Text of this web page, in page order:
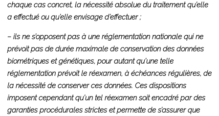
chaque cas concret, la nécessité absolue du traitement qu’elle
a effectué ou qu’elle envisage d’effectuer ;
– ils ne s’opposent pas à une réglementation nationale qui ne
prévoit pas de durée maximale de conservation des données
biométriques et génétiques, pour autant qu’une telle
réglementation prévoit le réexamen, à échéances régulières, de
la nécessité de conserver ces données. Ces dispositions
imposent cependant qu’un tel réexamen soit encadré par des
garanties procédurales strictes et permette de s’assurer que